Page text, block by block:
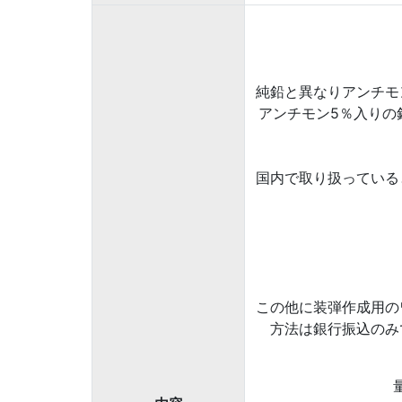
純鉛と異なりアンチ
アンチモン5％入り
国内で取り扱ってい
この他に装弾作成用
方法は銀行振込の